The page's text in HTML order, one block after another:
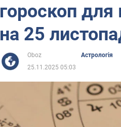
гороскоп для
на 25
Oboz
Астрологія
25.11.2025 05:03